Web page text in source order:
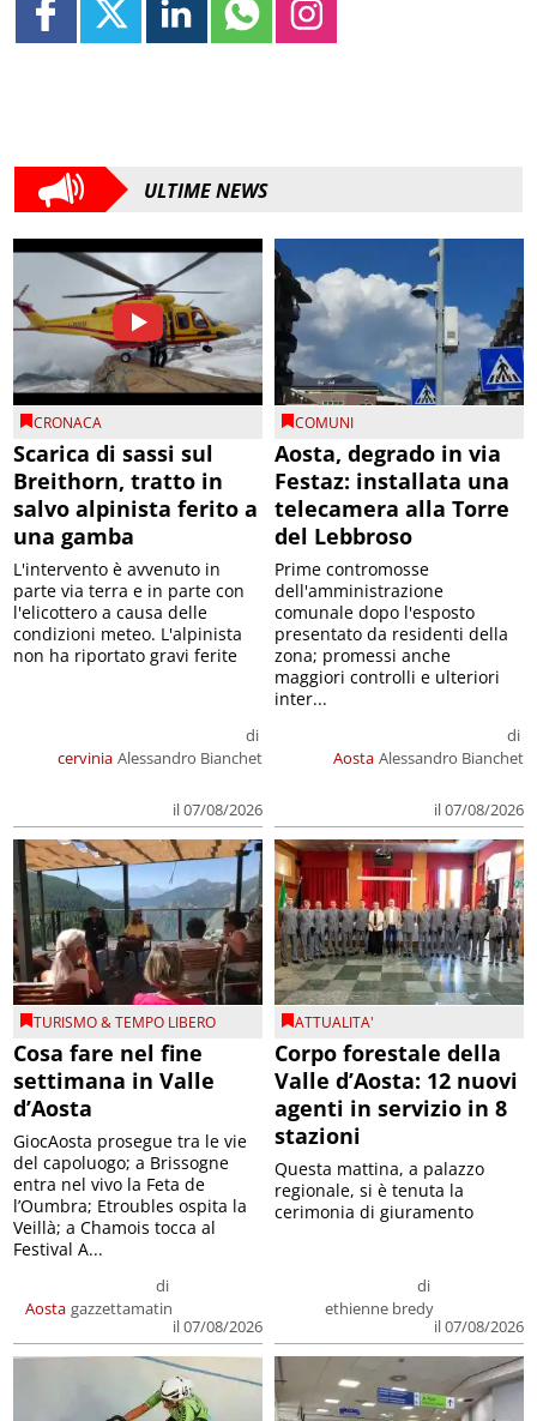
ULTIME NEWS
CRONACA
Scarica di sassi sul
Breithorn, tratto in
salvo alpinista ferito a
una gamba
cervinia
di
Alessandro Bianchet
il 07/08/2026
L'intervento è avvenuto in
parte via terra e in parte con
l'elicottero a causa delle
condizioni meteo. L'alpinista
non ha riportato gravi ferite
COMUNI
Aosta, degrado in via
Festaz: installata una
telecamera alla Torre
del Lebbroso
Aosta
di
Alessandro Bianchet
il 07/08/2026
Prime contromosse
dell'amministrazione
comunale dopo l'esposto
presentato da residenti della
zona; promessi anche
maggiori controlli e ulteriori
inter...
TURISMO & TEMPO LIBERO
Cosa fare nel fine
settimana in Valle
d’Aosta
Aosta
di
gazzettamatin
il 07/08/2026
GiocAosta prosegue tra le vie
del capoluogo; a Brissogne
entra nel vivo la Feta de
l’Oumbra; Etroubles ospita la
Veillà; a Chamois tocca al
Festival A...
ATTUALITA'
Corpo forestale della
Valle d’Aosta: 12 nuovi
agenti in servizio in 8
stazioni
di
ethienne bredy
il 07/08/2026
Questa mattina, a palazzo
regionale, si è tenuta la
cerimonia di giuramento